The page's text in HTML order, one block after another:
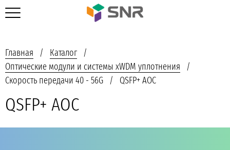
Главная
Каталог
Оптические модули и системы xWDM уплотнения
Скорость передачи 40 - 56G
QSFP+ AOC
QSFP+ AOC